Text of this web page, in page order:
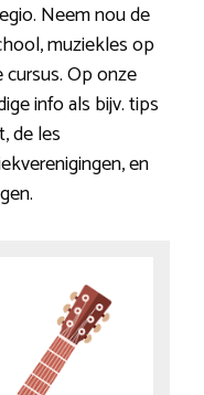
Neem nou de
muziekles op
Op onze
info als bijv. tips
de les
en